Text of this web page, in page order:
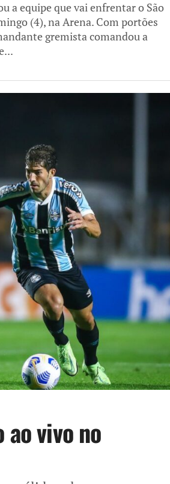
a equipe que vai enfrentar o São
(4), na Arena. Com portões
gremista comandou a
ao vivo no